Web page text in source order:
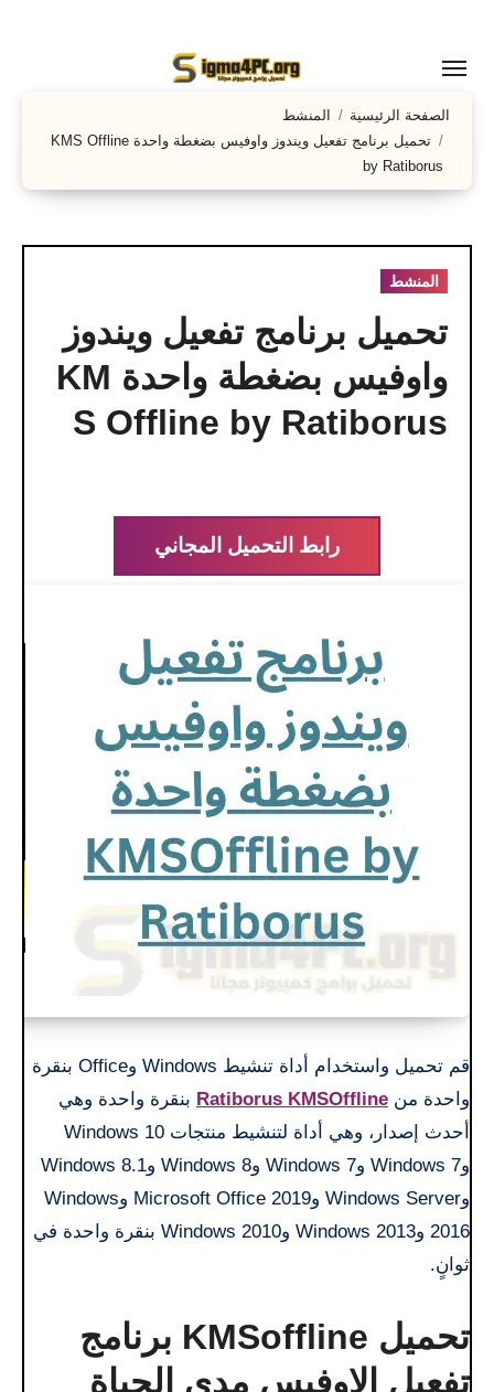
المحتوى
الصفحة الرئيسية
المنشط
تحميل برنامج تفعيل ويندوز واوفيس بضغطة واحدة KMS Offline
by Ratiborus
المنشط
تحميل برنامج تفعيل ويندوز
واوفيس بضغطة واحدة KM
S Offline by Ratiborus
رابط التحميل المجاني
قم تحميل واستخدام أداة تنشيط Windows وOffice بنقرة
واحدة من Ratiborus KMSOffline بنقرة واحدة وهي
أحدث إصدار، وهي أداة لتنشيط منتجات Windows 10
وWindows 7 وWindows 7 وWindows 8 وWindows 8.1
وWindows Server وMicrosoft Office 2019 وWindows
2016 وWindows 2013 وWindows 2010 بنقرة واحدة في
ثوانٍ.
تحميل KMSoffline برنامج
تفعيل الاوفيس مدى الحياة